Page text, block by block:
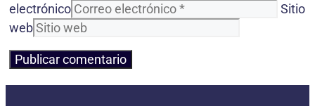
electrónico
Sitio
web